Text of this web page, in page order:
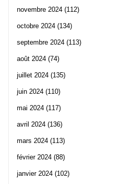
novembre 2024 (112)
octobre 2024 (134)
septembre 2024 (113)
août 2024 (74)
juillet 2024 (135)
juin 2024 (110)
mai 2024 (117)
avril 2024 (136)
mars 2024 (113)
février 2024 (88)
janvier 2024 (102)